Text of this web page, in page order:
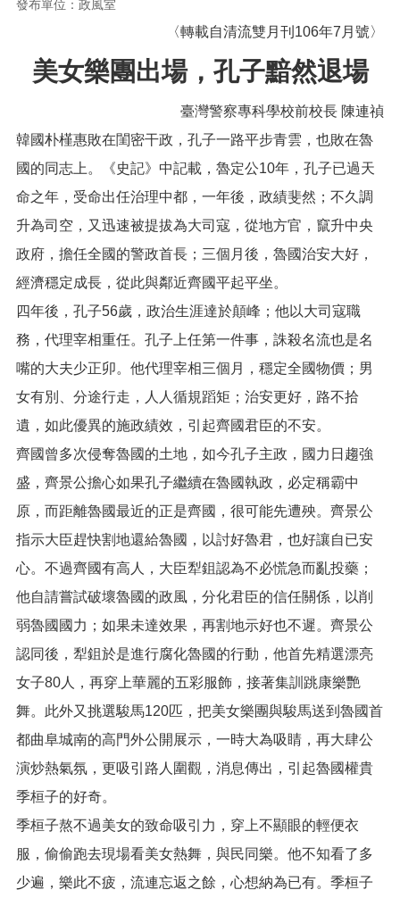
民
服
務
政
府
訊
公
檔
案
應
用
回
首
頁
站
導
市
政
信
箱
常
問
題
桃
園
市
入
口
網
站
發布單位：政風室
〈轉載自清流雙月刊106年7月號〉
美女樂團出場，孔子黯然退場
臺灣警察專科學校前校長 陳連禎
韓國朴槿惠敗在閨密干政，孔子一路平步青雲，也敗在魯
國的同志上。《史記》中記載，魯定公10年，孔子已過天
命之年，受命出任治理中都，一年後，政績斐然；不久調
升為司空，又迅速被提拔為大司寇，從地方官，竄升中央
政府，擔任全國的警政首長；三個月後，魯國治安大好，
經濟穩定成長，從此與鄰近齊國平起平坐。
四年後，孔子56歲，政治生涯達於顛峰；他以大司寇職
務，代理宰相重任。孔子上任第一件事，誅殺名流也是名
嘴的大夫少正卯。他代理宰相三個月，穩定全國物價；男
女有別、分途行走，人人循規蹈矩；治安更好，路不拾
遺，如此優異的施政績效，引起齊國君臣的不安。
齊國曾多次侵奪魯國的土地，如今孔子主政，國力日趨強
盛，齊景公擔心如果孔子繼續在魯國執政，必定稱霸中
原，而距離魯國最近的正是齊國，很可能先遭殃。齊景公
指示大臣趕快割地還給魯國，以討好魯君，也好讓自已安
心。不過齊國有高人，大臣犁鉏認為不必慌急而亂投藥；
他自請嘗試破壞魯國的政風，分化君臣的信任關係，以削
弱魯國國力；如果未達效果，再割地示好也不遲。齊景公
認同後，犁鉏於是進行腐化魯國的行動，他首先精選漂亮
女子80人，再穿上華麗的五彩服飾，接著集訓跳康樂艷
舞。此外又挑選駿馬120匹，把美女樂團與駿馬送到魯國首
都曲阜城南的高門外公開展示，一時大為吸睛，再大肆公
演炒熱氣氛，更吸引路人圍觀，消息傳出，引起魯國權貴
季桓子的好奇。
季桓子熬不過美女的致命吸引力，穿上不顯眼的輕便衣
服，偷偷跑去現場看美女熱舞，與民同樂。他不知看了多
少遍，樂此不疲，流連忘返之餘，心想納為已有。季桓子